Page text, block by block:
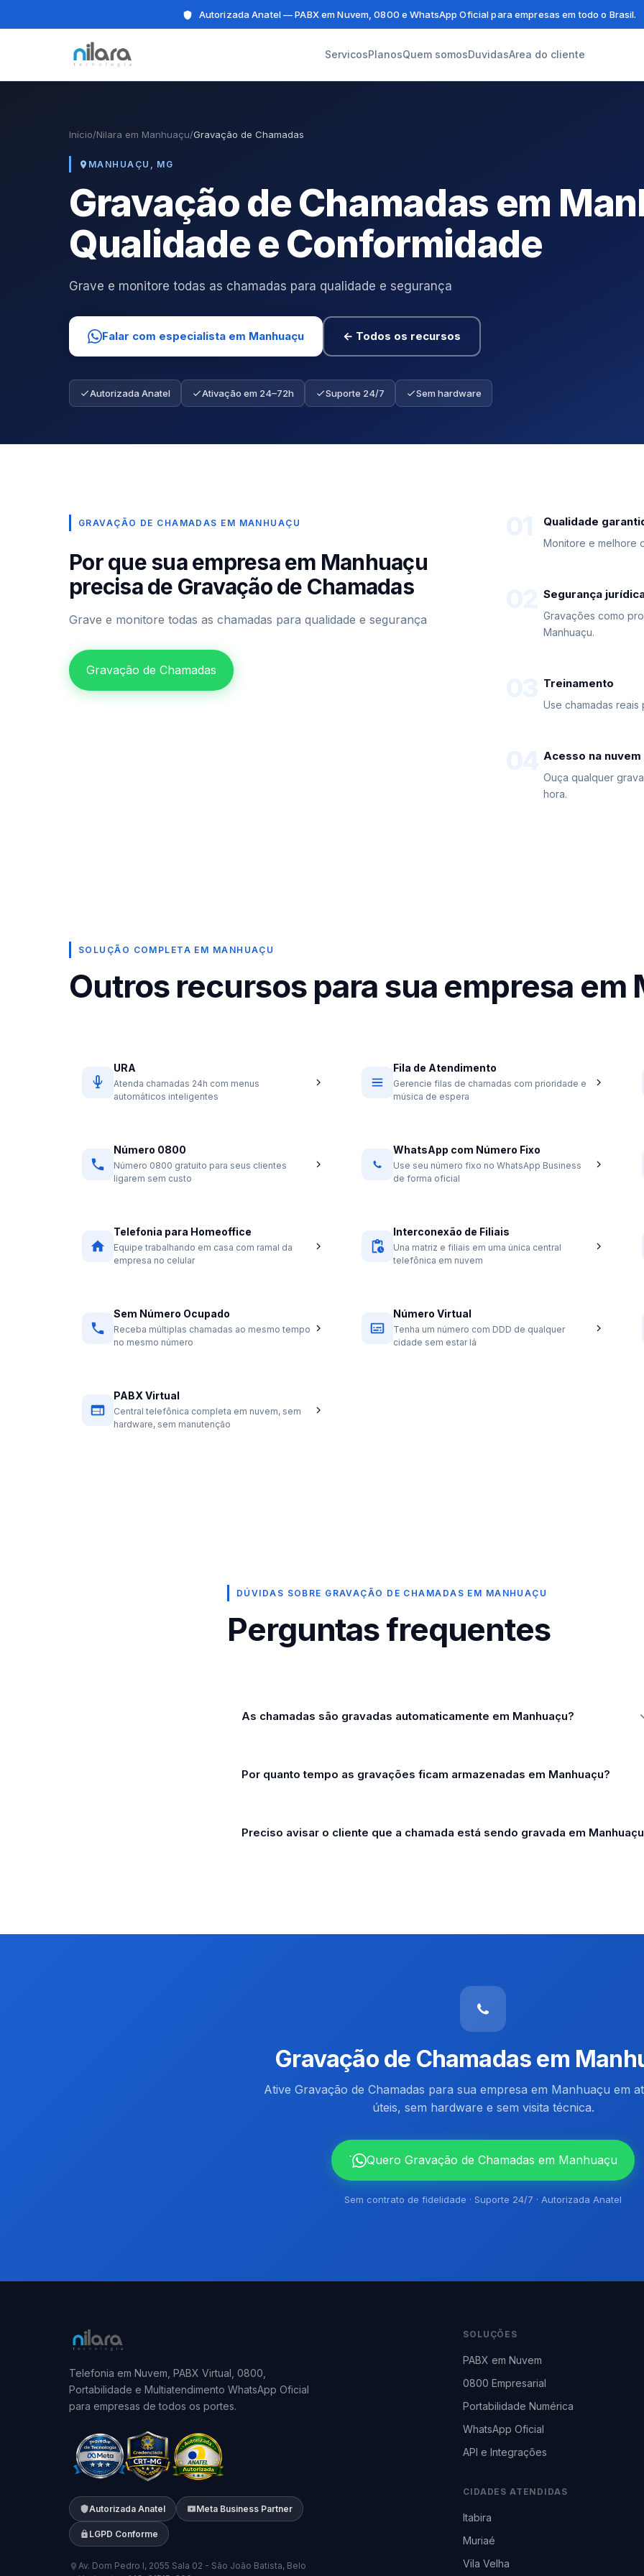
Autorizada Anatel — PABX em Nuvem, 0800 e WhatsApp Oficial para empresas em todo o Brasil.
ServicosPlanosQuem somosDuvidasArea do cliente
Início/Nilara em Manhuaçu/Gravação de Chamadas
MANHUAÇU, MG
Gravação de Chamadas em
Qualidade e Conformidade
Grave e monitore todas as chamadas para qualidade e segurança
Falar com especialista em Manhuaçu ← Todos os recursos
Autorizada Anatel Ativação em 24–72h Suporte 24/7 Sem hardware
GRAVAÇÃO DE CHAMADAS EM MANHUAÇU
Por que sua empresa em Manhuaçu
precisa de Gravação de Chamadas
Grave e monitore todas as chamadas para qualidade e segurança
Gravação de Chamadas
Qualidade
Monitore e melhore
Segurança
Gravações como
Manhuaçu.
Treinamento
Use chamadas
Acesso na nuvem
Ouça qualquer
hora.
SOLUÇÃO COMPLETA EM MANHUAÇU
Outros recursos para sua empresa em
URA
Atenda chamadas 24h com menus
automáticos inteligentes
Fila de Atendimento
Gerencie filas de chamadas com prioridade e
música de espera
Número 0800
Número 0800 gratuito para seus clientes
ligarem sem custo
WhatsApp com Número Fixo
Use seu número fixo no WhatsApp Business
de forma oficial
Telefonia para Homeoffice
Equipe trabalhando em casa com ramal da
empresa no celular
Interconexão de Filiais
Una matriz e filiais em uma única central
telefônica em nuvem
Sem Número Ocupado
Receba múltiplas chamadas ao mesmo tempo
no mesmo número
Número Virtual
Tenha um número com DDD de qualquer
cidade sem estar lá
PABX Virtual
Central telefônica completa em nuvem, sem
hardware, sem manutenção
DÚVIDAS SOBRE GRAVAÇÃO DE CHAMADAS EM MANHUAÇU
Perguntas frequentes
As chamadas são gravadas automaticamente em Manhuaçu?
Por quanto tempo as gravações ficam armazenadas em Manhuaçu?
Preciso avisar o cliente que a chamada está sendo gravada em
Gravação de Chamadas em
Ative Gravação de Chamadas para sua empresa em Manhuaçu em
úteis, sem hardware e sem visita técnica.
` Quero Gravação de Chamadas em Manhuaçu
Sem contrato de fidelidade · Suporte 24/7 · Autorizada Anatel
Telefonia em Nuvem, PABX Virtual, 0800,
Portabilidade e Multiatendimento WhatsApp Oficial
para empresas de todos os portes.
Autorizada Anatel Meta Business Partner
LGPD Conforme
Av. Dom Pedro I, 2055 Sala 02 - São João Batista, Belo
SOLUÇÕES
PABX em Nuvem
0800 Empresarial
Portabilidade Numérica
WhatsApp Oficial
API e Integrações
CIDADES ATENDIDAS
Itabira
Muriaé
Vila Velha